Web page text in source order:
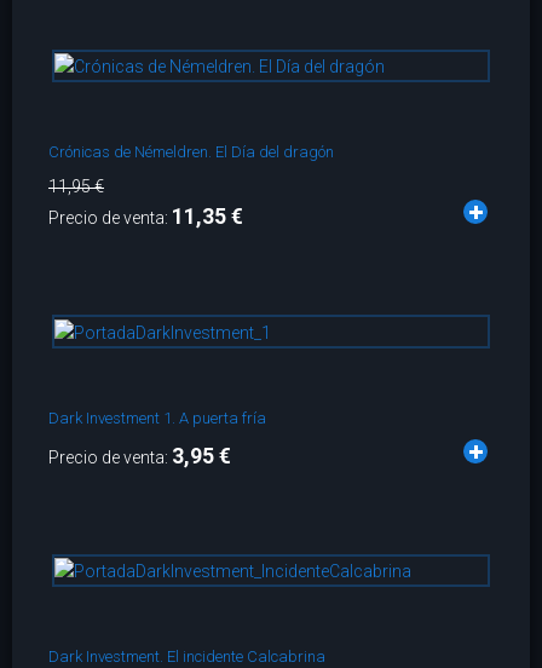
Crónicas de Némeldren. El Día del dragón
11,95 €
Precio de venta: 11,35 €
Dark Investment 1. A puerta fría
Precio de venta: 3,95 €
Dark Investment. El incidente Calcabrina